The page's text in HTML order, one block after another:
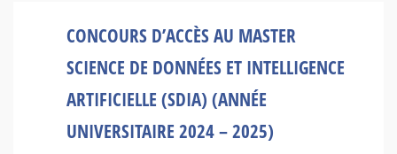
CONCOURS D’ACCÈS AU MASTER
SCIENCE DE DONNÉES ET INTELLIGENCE
ARTIFICIELLE (SDIA) (ANNÉE
UNIVERSITAIRE 2024 – 2025)